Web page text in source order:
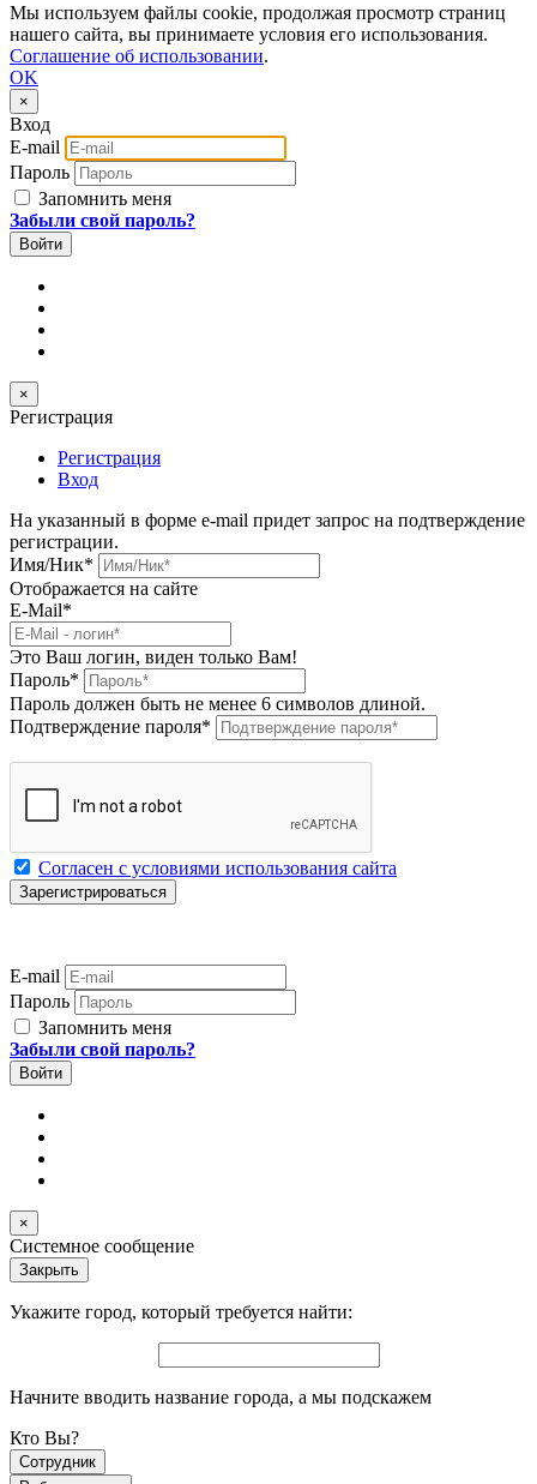
Мы используем файлы cookie, продолжая просмотр страниц
нашего сайта, вы принимаете условия его использования.
Соглашение об использовании.
OK
×
Вход
E-mail
Пароль
Запомнить меня
Забыли свой пароль?
×
Регистрация
Регистрация
Вход
На указанный в форме e-mail придет запрос на подтверждение
регистрации.
Имя/Ник*
Отображается на сайте
E-Mail*
Это Ваш логин, виден только Вам!
Пароль*
Пароль должен быть не менее 6 символов длиной.
Подтверждение пароля*
Согласен с условиями использования сайта
E-mail
Пароль
Запомнить меня
Забыли свой пароль?
×
Системное сообщение
Закрыть
Укажите город, который требуется найти:
Начните вводить название города, а мы подскажем
Кто Вы?
Сотрудник